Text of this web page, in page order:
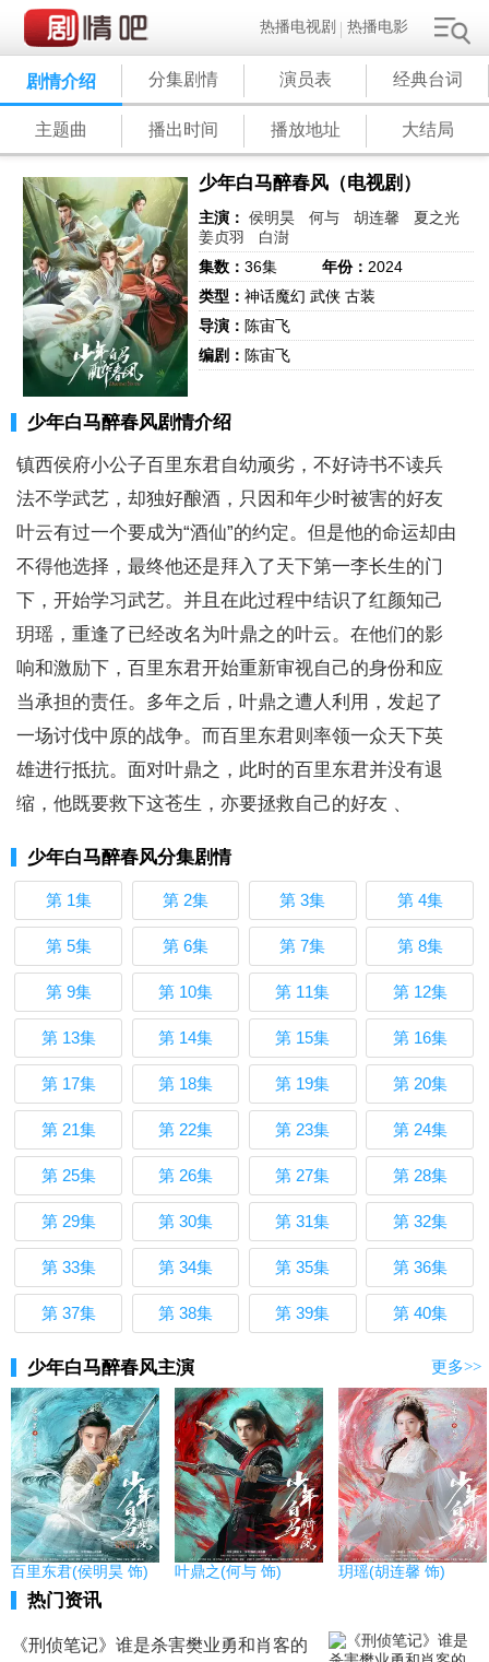
热播电视剧 热播电影
剧情介绍 分集剧情 演员表 经典台词
主题曲 播出时间 播放地址 大结局
少年白马醉春风（电视剧）
主演： 侯明昊 何与 胡连馨
夏之光
姜贞羽
白澍
集数：36集 年份： 2024
类型：神话魔幻 武侠 古装
导演：陈宙飞
编剧：陈宙飞
少年白马醉春风剧情介绍
镇西侯府小公子百里东君自幼顽劣，不好诗书不读兵
法不学武艺，却独好酿酒，只因和年少时被害的好友
叶云有过一个要成为“酒仙”的约定。但是他的命运却由
不得他选择，最终他还是拜入了天下第一李长生的门
下，开始学习武艺。并且在此过程中结识了红颜知己
玥瑶，重逢了已经改名为叶鼎之的叶云。在他们的影
响和激励下，百里东君开始重新审视自己的身份和应
当承担的责任。多年之后，叶鼎之遭人利用，发起了
一场讨伐中原的战争。而百里东君则率领一众天下英
雄进行抵抗。面对叶鼎之，此时的百里东君并没有退
缩，他既要救下这苍生，亦要拯救自己的好友 、
少年白马醉春风分集剧情
第 1集 第 2集 第 3集 第 4集
第 5集 第 6集 第 7集 第 8集
第 9集 第 10集 第 11集 第 12集
第 13集 第 14集 第 15集 第 16集
第 17集 第 18集 第 19集 第 20集
第 21集 第 22集 第 23集 第 24集
第 25集 第 26集 第 27集 第 28集
第 29集 第 30集 第 31集 第 32集
第 33集 第 34集 第 35集 第 36集
第 37集 第 38集 第 39集 第 40集
更多>>
少年白马醉春风主演
百里东君(侯明昊 饰) 叶鼎之(何与 饰) 玥瑶(胡连馨 饰)
热门资讯
《刑侦笔记》谁是杀害樊业勇和肖客的